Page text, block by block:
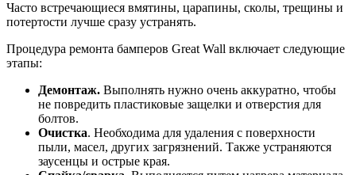
Часто встречающиеся вмятины, царапины, сколы, трещины и
потертости лучше сразу устранять.
Процедура ремонта бамперов Great Wall включает следующие
этапы:
Демонтаж. Выполнять нужно очень аккуратно, чтобы
не повредить пластиковые защелки и отверстия для
болтов.
Очистка. Необходима для удаления с поверхности
пыли, масел, других загрязнений. Также устраняются
заусенцы и острые края.